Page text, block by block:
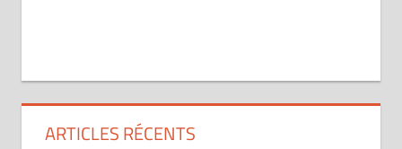
ARTICLES RÉCENTS